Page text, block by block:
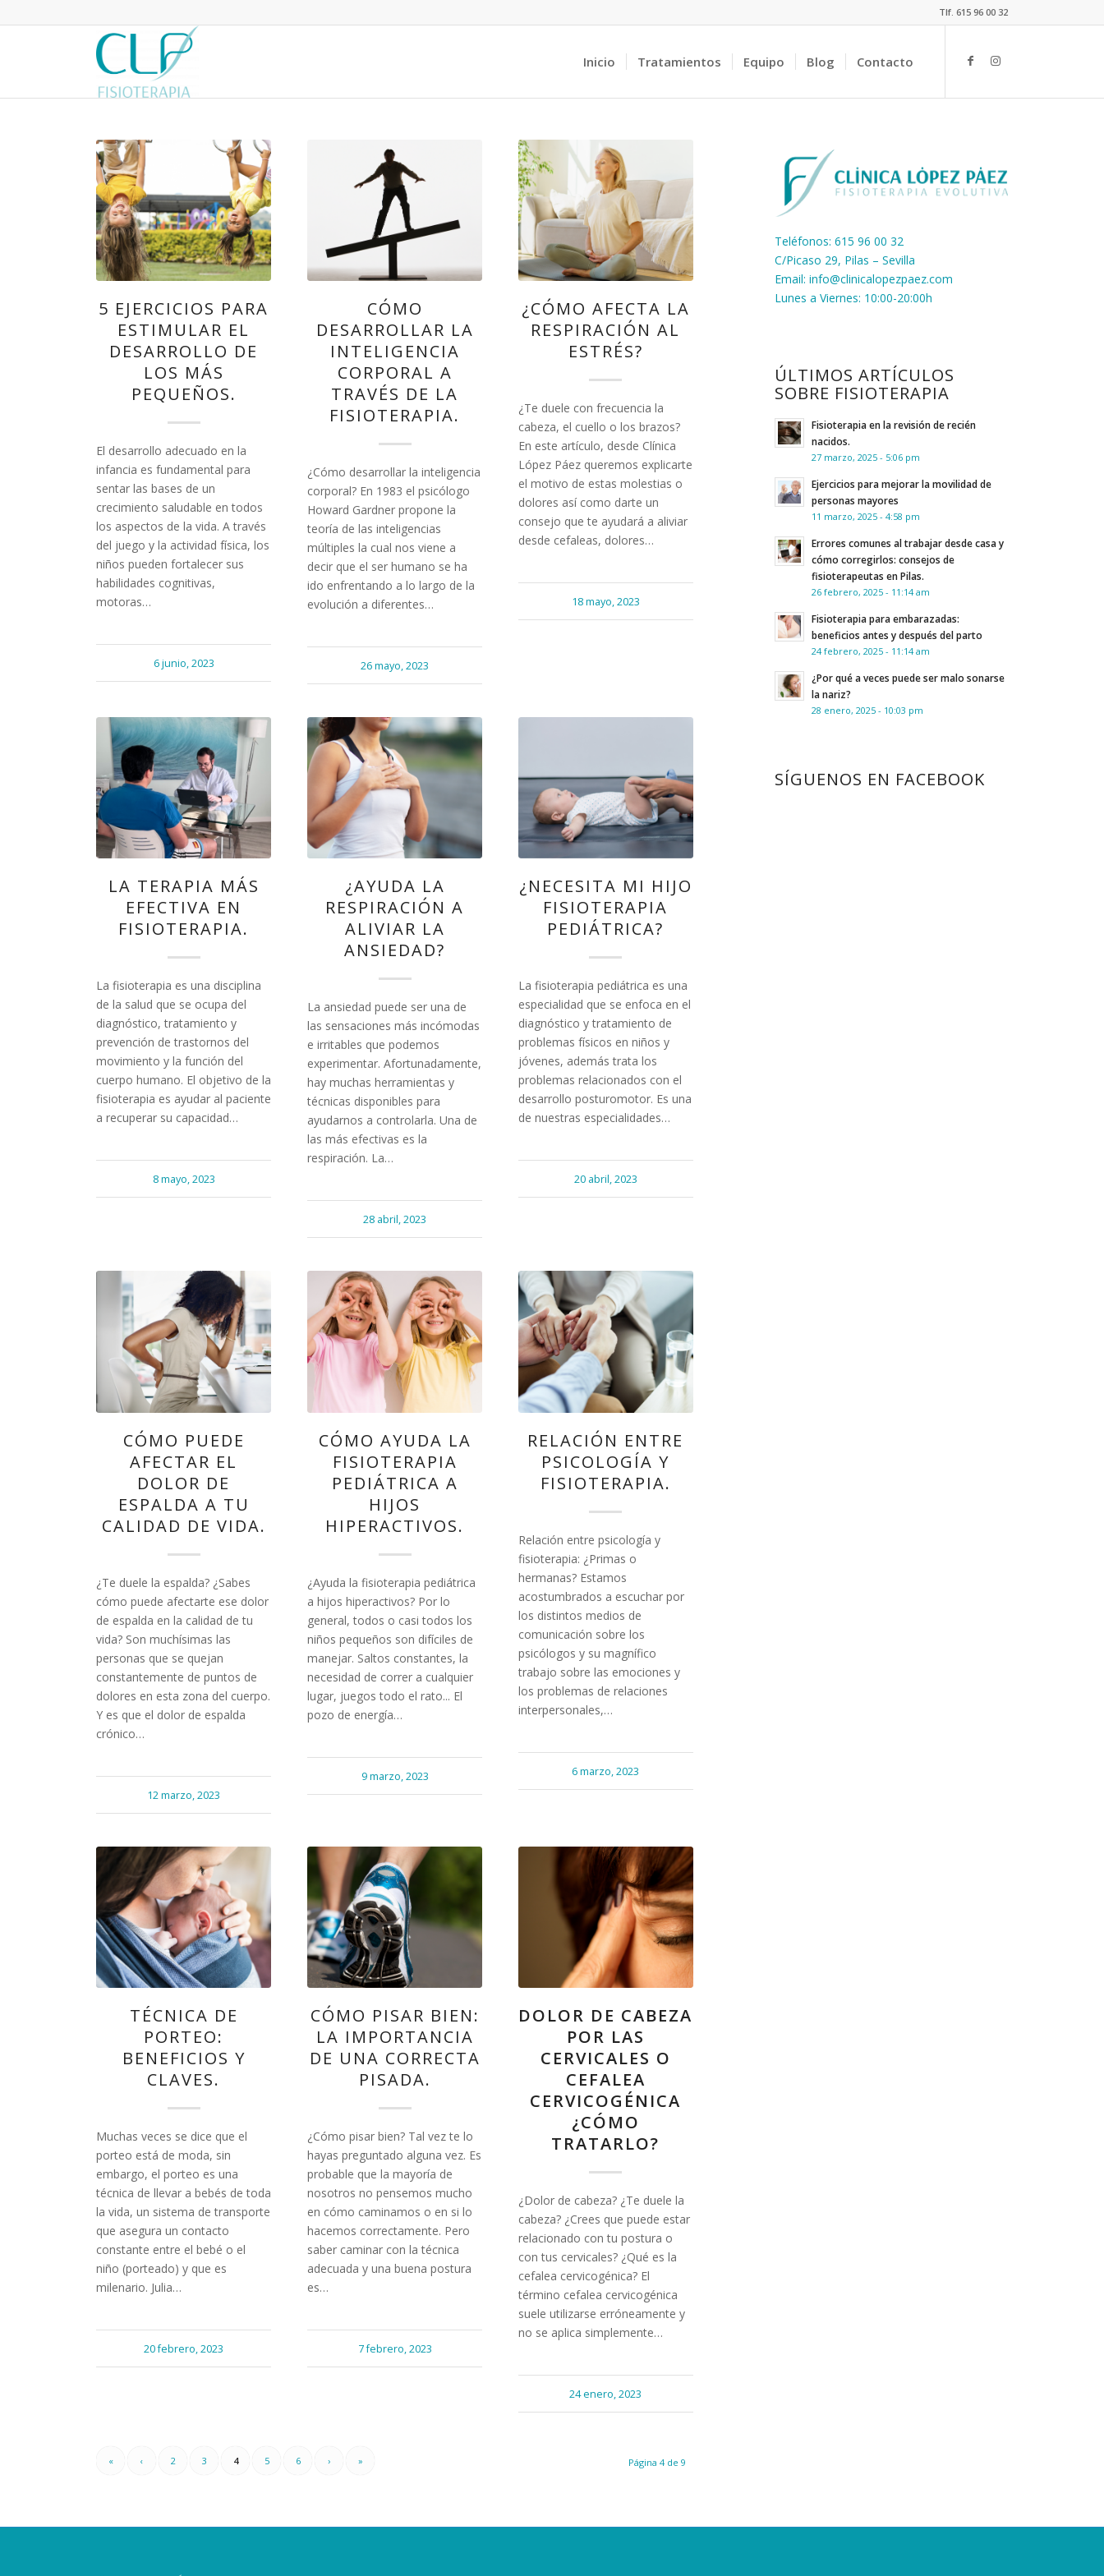
Tlf. 615 96 00 32
Inicio Tratamientos Equipo Blog Contacto
5 EJERCICIOS PARA
ESTIMULAR EL
DESARROLLO DE
LOS MÁS
PEQUEÑOS.
El desarrollo adecuado en la
infancia es fundamental para
sentar las bases de un
crecimiento saludable en todos
los aspectos de la vida. A través
del juego y la actividad física, los
niños pueden fortalecer sus
habilidades cognitivas,
motoras…
6 junio, 2023
CÓMO
DESARROLLAR LA
INTELIGENCIA
CORPORAL A
TRAVÉS DE LA
FISIOTERAPIA.
¿Cómo desarrollar la inteligencia
corporal? En 1983 el psicólogo
Howard Gardner propone la
teoría de las inteligencias
múltiples la cual nos viene a
decir que el ser humano se ha
ido enfrentando a lo largo de la
evolución a diferentes…
26 mayo, 2023
¿CÓMO AFECTA LA
RESPIRACIÓN AL
ESTRÉS?
¿Te duele con frecuencia la
cabeza, el cuello o los brazos?
En este artículo, desde Clínica
López Páez queremos explicarte
el motivo de estas molestias o
dolores así como darte un
consejo que te ayudará a aliviar
desde cefaleas, dolores…
18 mayo, 2023
LA TERAPIA MÁS
EFECTIVA EN
FISIOTERAPIA.
La fisioterapia es una disciplina
de la salud que se ocupa del
diagnóstico, tratamiento y
prevención de trastornos del
movimiento y la función del
cuerpo humano. El objetivo de la
fisioterapia es ayudar al paciente
a recuperar su capacidad…
8 mayo, 2023
¿AYUDA LA
RESPIRACIÓN A
ALIVIAR LA
ANSIEDAD?
La ansiedad puede ser una de
las sensaciones más incómodas
e irritables que podemos
experimentar. Afortunadamente,
hay muchas herramientas y
técnicas disponibles para
ayudarnos a controlarla. Una de
las más efectivas es la
respiración. La…
28 abril, 2023
¿NECESITA MI HIJO
FISIOTERAPIA
PEDIÁTRICA?
La fisioterapia pediátrica es una
especialidad que se enfoca en el
diagnóstico y tratamiento de
problemas físicos en niños y
jóvenes, además trata los
problemas relacionados con el
desarrollo posturomotor. Es una
de nuestras especialidades…
20 abril, 2023
CÓMO PUEDE
AFECTAR EL
DOLOR DE
ESPALDA A TU
CALIDAD DE VIDA.
¿Te duele la espalda? ¿Sabes
cómo puede afectarte ese dolor
de espalda en la calidad de tu
vida? Son muchísimas las
personas que se quejan
constantemente de puntos de
dolores en esta zona del cuerpo.
Y es que el dolor de espalda
crónico…
12 marzo, 2023
CÓMO AYUDA LA
FISIOTERAPIA
PEDIÁTRICA A
HIJOS
HIPERACTIVOS.
¿Ayuda la fisioterapia pediátrica
a hijos hiperactivos? Por lo
general, todos o casi todos los
niños pequeños son difíciles de
manejar. Saltos constantes, la
necesidad de correr a cualquier
lugar, juegos todo el rato... El
pozo de energía…
9 marzo, 2023
RELACIÓN ENTRE
PSICOLOGÍA Y
FISIOTERAPIA.
Relación entre psicología y
fisioterapia: ¿Primas o
hermanas? Estamos
acostumbrados a escuchar por
los distintos medios de
comunicación sobre los
psicólogos y su magnífico
trabajo sobre las emociones y
los problemas de relaciones
interpersonales,…
6 marzo, 2023
TÉCNICA DE
PORTEO:
BENEFICIOS Y
CLAVES.
Muchas veces se dice que el
porteo está de moda, sin
embargo, el porteo es una
técnica de llevar a bebés de toda
la vida, un sistema de transporte
que asegura un contacto
constante entre el bebé o el
niño (porteado) y que es
milenario. Julia…
20 febrero, 2023
CÓMO PISAR BIEN:
LA IMPORTANCIA
DE UNA CORRECTA
PISADA.
¿Cómo pisar bien? Tal vez te lo
hayas preguntado alguna vez. Es
probable que la mayoría de
nosotros no pensemos mucho
en cómo caminamos o en si lo
hacemos correctamente. Pero
saber caminar con la técnica
adecuada y una buena postura
es…
7 febrero, 2023
DOLOR DE CABEZA
POR LAS
CERVICALES O
CEFALEA
CERVICOGÉNICA
¿CÓMO
TRATARLO?
¿Dolor de cabeza? ¿Te duele la
cabeza? ¿Crees que puede estar
relacionado con tu postura o
con tus cervicales? ¿Qué es la
cefalea cervicogénica? El
término cefalea cervicogénica
suele utilizarse erróneamente y
no se aplica simplemente…
24 enero, 2023
Página 4 de 9
« ‹ 2 3 4 5 6 › »
Teléfonos: 615 96 00 32
C/Picaso 29, Pilas – Sevilla
Email: info@clinicalopezpaez.com
Lunes a Viernes: 10:00-20:00h
ÚLTIMOS ARTÍCULOS
SOBRE FISIOTERAPIA
Fisioterapia en la revisión de recién
nacidos.
27 marzo, 2025 - 5:06 pm
Ejercicios para mejorar la movilidad de
personas mayores
11 marzo, 2025 - 4:58 pm
Errores comunes al trabajar desde casa y
cómo corregirlos: consejos de
fisioterapeutas en Pilas.
26 febrero, 2025 - 11:14 am
Fisioterapia para embarazadas:
beneficios antes y después del parto
24 febrero, 2025 - 11:14 am
¿Por qué a veces puede ser malo sonarse
la nariz?
28 enero, 2025 - 10:03 pm
SÍGUENOS EN FACEBOOK